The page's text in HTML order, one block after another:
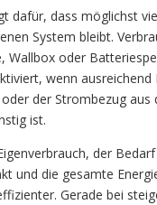
dafür, dass möglichst
System bleibt.
Wallbox oder
wenn ausreichend
der Strombezug aus
ist.
der
und die gesamte
Gerade bei